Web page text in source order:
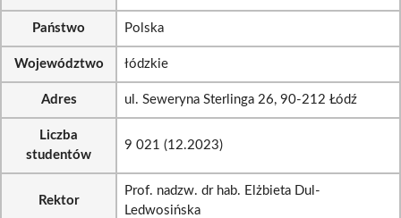
Państwo Polska
Województwo łódzkie
Adres ul. Seweryna Sterlinga 26, 90-212 Łódź
Liczba
studentów
9 021 (12.2023)
Rektor
Prof. nadzw. dr hab. Elżbieta Dul-
Ledwosińska